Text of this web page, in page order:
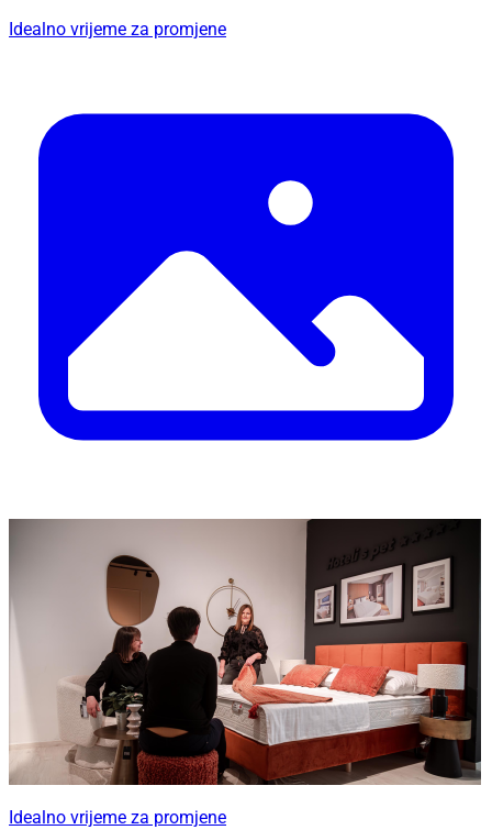
Idealno vrijeme za promjene
Idealno vrijeme za promjene